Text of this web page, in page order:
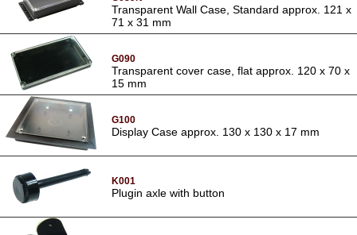
Transparent Wall Case, Standard approx. 121 x
71 x 31 mm
G090
Transparent cover case, flat approx. 120 x 70 x
15 mm
G100
Display Case approx. 130 x 130 x 17 mm
K001
Plugin axle with button